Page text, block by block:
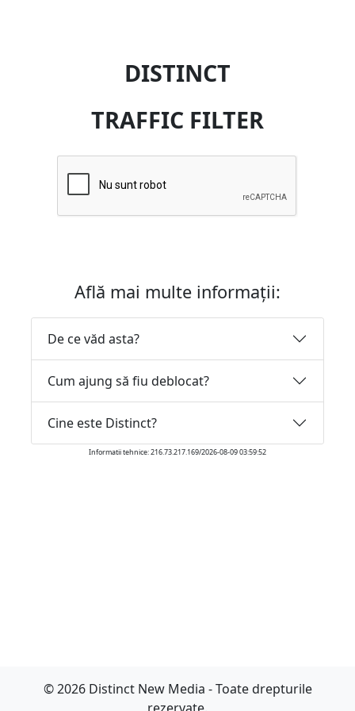
DISTINCT
TRAFFIC FILTER
Află mai multe informații:
De ce văd asta?
Cum ajung să fiu deblocat?
Cine este Distinct?
Informatii tehnice: 216.73.217.169/2026-08-09 03:59:52
© 2026 Distinct New Media - Toate drepturile